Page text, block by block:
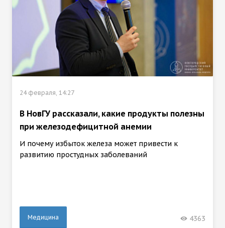
24 февраля, 14:27
В НовГУ рассказали, какие продукты полезны
при железодефицитной анемии
И почему избыток железа может привести к
развитию простудных заболеваний
Медицина 4363